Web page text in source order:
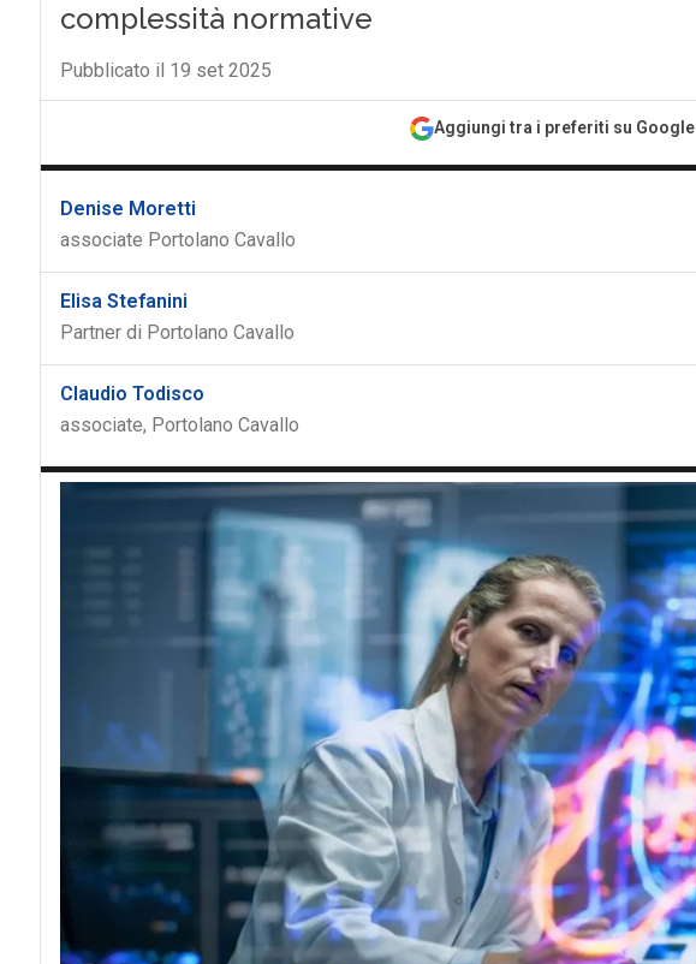
complessità normative
Pubblicato il 19 set 2025
Aggiungi tra i preferiti su Google
Denise Moretti
associate Portolano Cavallo
Elisa Stefanini
Partner di Portolano Cavallo
Claudio Todisco
associate, Portolano Cavallo